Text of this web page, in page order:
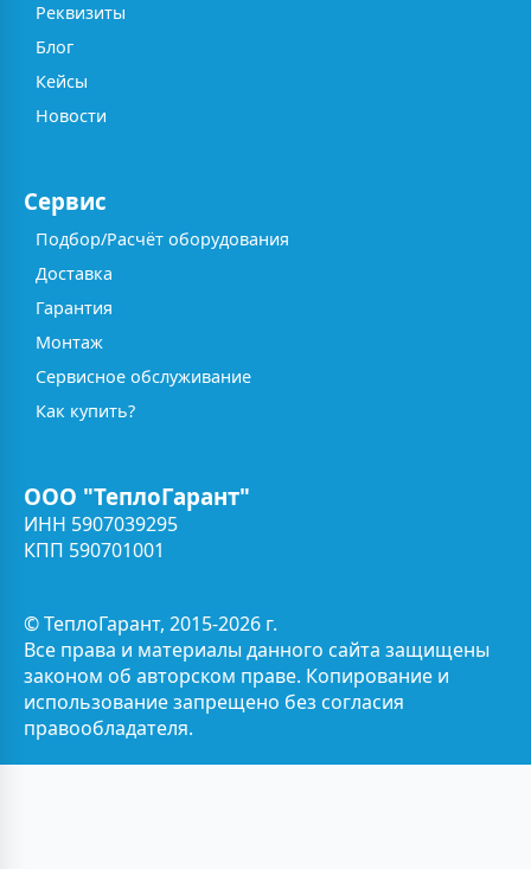
Реквизиты
Блог
Кейсы
Новости
Сервис
Подбор/Расчёт оборудования
Доставка
Гарантия
Монтаж
Сервисное обслуживание
Как купить?
ООО "ТеплоГарант"
ИНН 5907039295
КПП 590701001
© ТеплоГарант, 2015-2026 г.
Все права и материалы данного сайта защищены
законом об авторском праве. Копирование и
использование запрещено без согласия
правообладателя.